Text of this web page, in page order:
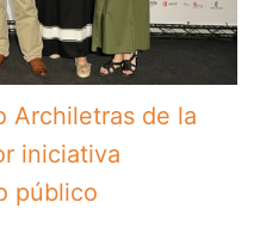
Archiletras de la
iniciativa
público